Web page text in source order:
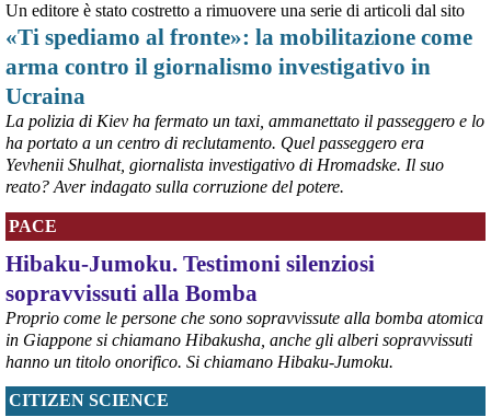
@peacelink - 10/8/2026 16:02
@grafton9 abbiamo accolto favorevolmente la critica ed effettuato
la correzione.
@peacelink
Disarmo: Come gli USA guadagnano sulla guerra in Ucraina (e a
pagare è l'Europa) peacelink.it/disarmo/come-gli- #Disarmo
@peacelink - 26/7/2026 9:45
Un editore è stato costretto a rimuovere una serie di articoli dal sito
«Ti spediamo al fronte»: la mobilitazione come
arma contro il giornalismo investigativo in
Ucraina
La polizia di Kiev ha fermato un taxi, ammanettato il passeggero e lo
ha portato a un centro di reclutamento. Quel passeggero era
Yevhenii Shulhat, giornalista investigativo di Hromadske. Il suo
reato? Aver indagato sulla corruzione del potere.
PACE
Hibaku-Jumoku. Testimoni silenziosi
sopravvissuti alla Bomba
Proprio come le persone che sono sopravvissute alla bomba atomica
in Giappone si chiamano Hibakusha, anche gli alberi sopravvissuti
hanno un titolo onorifico. Si chiamano Hibaku-Jumoku.
CITIZEN SCIENCE